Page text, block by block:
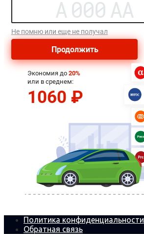
Политика конфиденциальности
Обратная связь